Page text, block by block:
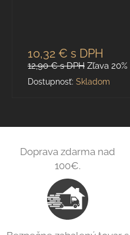
10,32 € s DPH
12,90 €s DPH Zľava 20%
Dostupnosť: Skladom
Doprava zdarma nad
100€.